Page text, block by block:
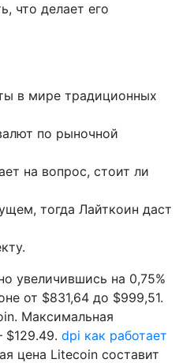
что делает его
в мире традиционных
по рыночной
на вопрос, стоит ли
тогда Лайткоин даст
увеличившись на 0,75%
от $831,64 до $999,51.
Максимальная
$129.49. dpi как работает
цена Litecoin составит